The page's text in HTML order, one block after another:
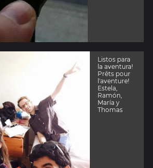
Listos para
la aventura!
Prêts pour
l'aventure!
Estela,
Ramón,
María y
Thomas